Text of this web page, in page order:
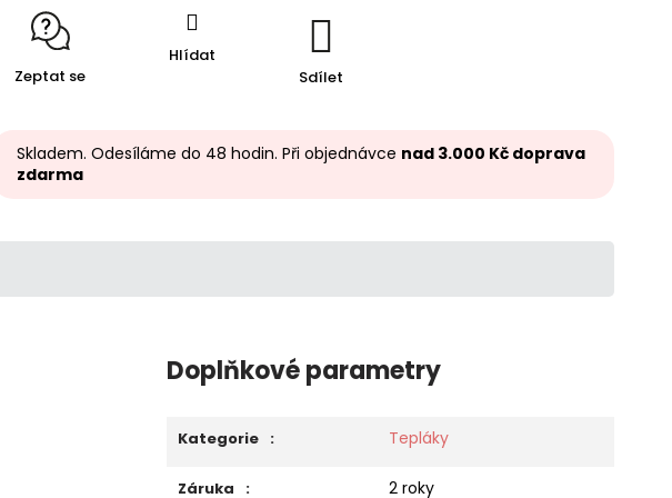
Zeptat se
Hlídat
Sdílet
Skladem. Odesíláme do 48 hodin. Při objednávce nad 3.000 Kč doprava
zdarma
Doplňkové parametry
Kategorie : Tepláky
Záruka : 2 roky